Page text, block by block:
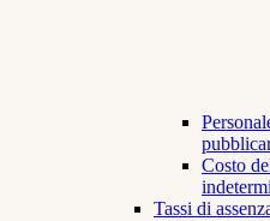
Costo
Tassi di